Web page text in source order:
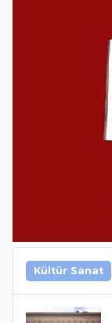
Kültür Sanat